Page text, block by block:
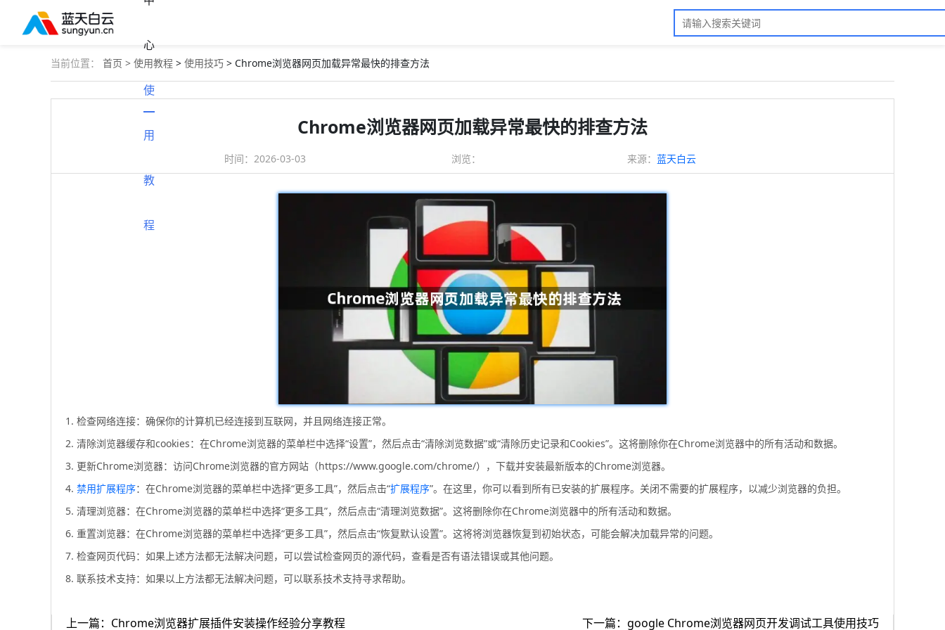
心
使
用
教
程
当前位置： 首页 > 使用教程 > 使用技巧 > Chrome浏览器网页加载异常最快的排查方法
Chrome浏览器网页加载异常最快的排查方法
时间：2026-03-03 浏览： 来源： 蓝天白云
1. 检查网络连接：确保你的计算机已经连接到互联网，并且网络连接正常。
2. 清除浏览器缓存和cookies：在Chrome浏览器的菜单栏中选择“设置”，然后点击“清除浏览数据”或“清除历史记录和Cookies”。这将删除你在Chrome浏览器中的所有活动和数据。
3. 更新Chrome浏览器：访问Chrome浏览器的官方网站（https://www.google.com/chrome/），下载并安装最新版本的Chrome浏览器。
4. 禁用扩展程序：在Chrome浏览器的菜单栏中选择“更多工具”，然后点击“扩展程序”。在这里，你可以看到所有已安装的扩展程序。关闭不需要的扩展程序，以减少浏览器的负担。
5. 清理浏览器：在Chrome浏览器的菜单栏中选择“更多工具”，然后点击“清理浏览数据”。这将删除你在Chrome浏览器中的所有活动和数据。
6. 重置浏览器：在Chrome浏览器的菜单栏中选择“更多工具”，然后点击“恢复默认设置”。这将将浏览器恢复到初始状态，可能会解决加载异常的问题。
7. 检查网页代码：如果上述方法都无法解决问题，可以尝试检查网页的源代码，查看是否有语法错误或其他问题。
8. 联系技术支持：如果以上方法都无法解决问题，可以联系技术支持寻求帮助。
上一篇：Chrome浏览器扩展插件安装操作经验分享教程 下一篇：google Chrome浏览器网页开发调试工具使用技巧